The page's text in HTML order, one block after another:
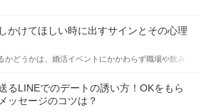
かけてほしい時に出すサインとその心理
かどうかは、婚活イベントにかかわらず職場や飲み
できるかにも左右されます。 これから恋人作りを本
うとしている方は、女性が異性を求めて出すサイン
理解し、正しい行動に移せるかどうかが重要。 この
るLINEでのデートの誘い方！OKをもら
ッセージのコツは？